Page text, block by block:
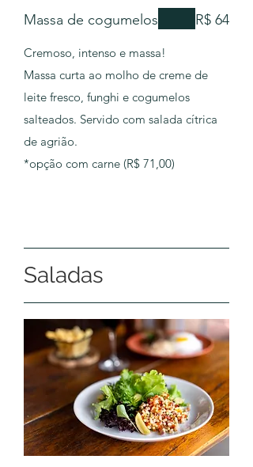
Massa de cogumelos
Cremoso, intenso e massa!
Massa curta ao molho de creme de
leite fresco, funghi e cogumelos
salteados. Servido com salada cítrica
de agrião.
*opção com carne (R$ 71,00)
R$ 64
Saladas